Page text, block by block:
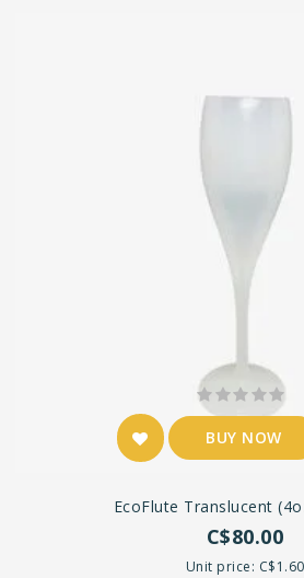
BUY NOW
EcoFlute Translucent
C$80.00
Unit price: C$1.60